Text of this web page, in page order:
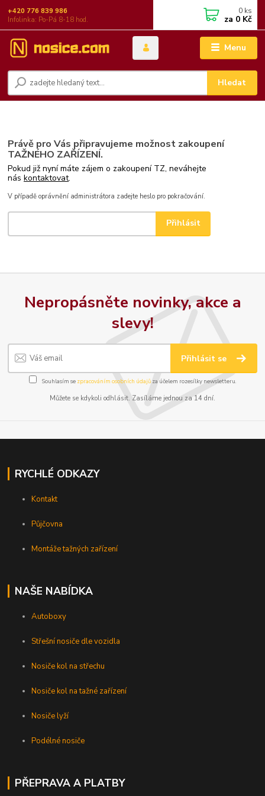
Menu
Hledat
+420 776 839 986
Infolinka: Po-Pá 8-18 hod.
0 ks
za 0 Kč
Právě pro Vás připravujeme možnost zakoupení
TAŽNÉHO ZAŘÍZENÍ.
Pokud již nyní máte zájem o zakoupení TZ, neváhejte
náskontaktovat.
V případě oprávnění administrátora zadejte heslo pro pokračování.
Nepropásněte novinky, akce a
slevy!
Přihlásit se
Souhlasím se zpracováním osobních údajůza účelem rozesílky newsletteru.
Můžete se kdykoli odhlásit. Zasíláme jednou za 14 dní.
RYCHLÉ ODKAZY
Kontakt
Půjčovna
Montáže tažných zařízení
NAŠE NABÍDKA
Autoboxy
Střešní nosiče dle vozidla
Nosiče kol na střechu
Nosiče kol na tažné zařízení
Nosiče lyží
Podélné nosiče
PŘEPRAVA A PLATBY